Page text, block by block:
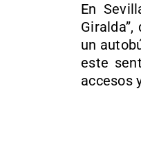
En
un
este
accesos